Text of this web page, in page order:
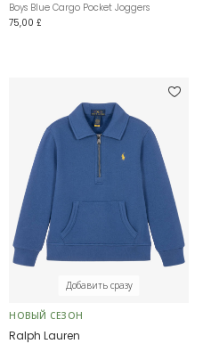
Boys Blue Cargo Pocket Joggers
75,00 £
Добавить сразу
НОВЫЙ СЕЗОН
Ralph Lauren